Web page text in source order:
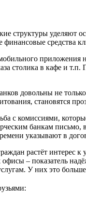
структуры
финансовые средства
приложения
столика в кафе и
довольны не
становятся
с комиссиями,
банкам письмо,
указывают в
растёт
офисы – показатель
У них это